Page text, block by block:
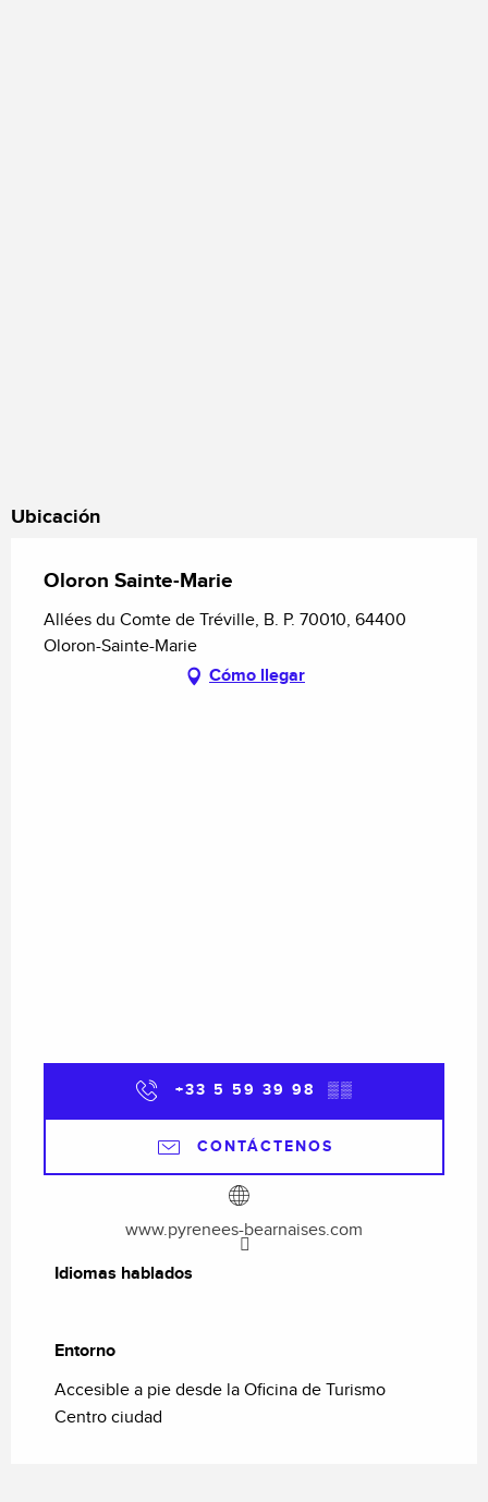
Ubicación
Oloron Sainte-Marie
Allées du Comte de Tréville, B. P. 70010, 64400
Oloron-Sainte-Marie
Cómo llegar
+33 5 59 39 98 ▒▒
CONTÁCTENOS
www.pyrenees-bearnaises.com
Idiomas hablados
Idiomas hablados
Entorno
Entorno
Accesible a pie desde la Oficina de Turismo
Centro ciudad